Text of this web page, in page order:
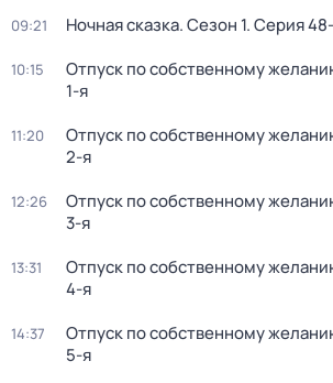
09:21 Ночная сказка. Сезон 1. Серия
10:15 Отпуск по собственному
1-я
11:20 Отпуск по собственному
2-я
12:26 Отпуск по собственному
3-я
13:31 Отпуск по собственному
4-я
14:37 Отпуск по собственному
5-я